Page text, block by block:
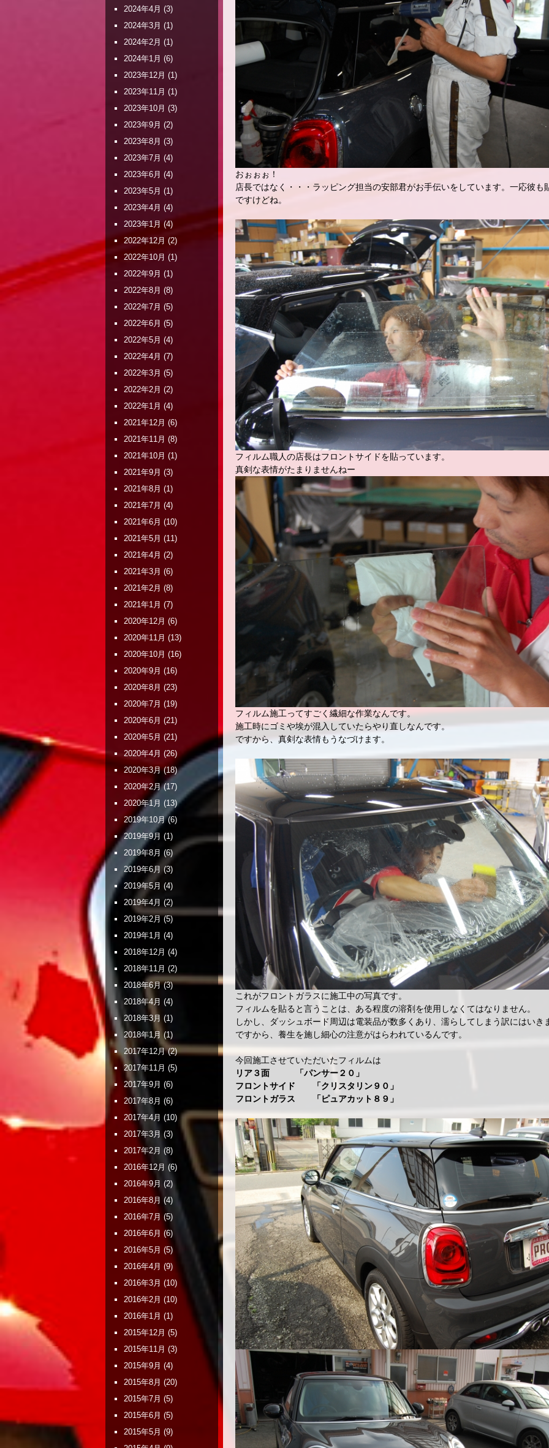
おぉぉぉ！
店長ではなく・・・ラッピング担当の安部君がお手伝いをしています。一応彼も
ですけどね。
フィルム職人の店長はフロントサイドを貼っています。
真剣な表情がたまりませんねー
フィルム施工ってすごく繊細な作業なんです。
施工時にゴミや埃が混入していたらやり直しなんです。
ですから、真剣な表情もうなづけます。
これがフロントガラスに施工中の写真です。
フィルムを貼ると言うことは、ある程度の溶剤を使用しなくてはなりません。
しかし、ダッシュボード周辺は電装品が数多くあり、濡らしてしまう訳にはいき
ですから、養生を施し細心の注意がはらわれているんです。
今回施工させていただいたフィルムは
リア３面 「パンサー２０」
フロントサイド 「クリスタリン９０」
フロントガラス 「ピュアカット８９」
2024年4月 (3)
2024年3月 (1)
2024年2月 (1)
2024年1月 (6)
2023年12月 (1)
2023年11月 (1)
2023年10月 (3)
2023年9月 (2)
2023年8月 (3)
2023年7月 (4)
2023年6月 (4)
2023年5月 (1)
2023年4月 (4)
2023年1月 (4)
2022年12月 (2)
2022年10月 (1)
2022年9月 (1)
2022年8月 (8)
2022年7月 (5)
2022年6月 (5)
2022年5月 (4)
2022年4月 (7)
2022年3月 (5)
2022年2月 (2)
2022年1月 (4)
2021年12月 (6)
2021年11月 (8)
2021年10月 (1)
2021年9月 (3)
2021年8月 (1)
2021年7月 (4)
2021年6月 (10)
2021年5月 (11)
2021年4月 (2)
2021年3月 (6)
2021年2月 (8)
2021年1月 (7)
2020年12月 (6)
2020年11月 (13)
2020年10月 (16)
2020年9月 (16)
2020年8月 (23)
2020年7月 (19)
2020年6月 (21)
2020年5月 (21)
2020年4月 (26)
2020年3月(18)
2020年2月(17)
2020年1月 (13)
2019年10月(6)
2019年9月 (1)
2019年8月 (6)
2019年6月 (3)
2019年5月 (4)
2019年4月 (2)
2019年2月 (5)
2019年1月 (4)
2018年12月 (4)
2018年11月 (2)
2018年6月(3)
2018年4月 (4)
2018年3月 (1)
2018年1月 (1)
2017年12月(2)
2017年11月 (5)
2017年9月 (6)
2017年8月 (6)
2017年4月 (10)
2017年3月 (3)
2017年2月 (8)
2016年12月 (6)
2016年9月 (2)
2016年8月 (4)
2016年7月 (5)
2016年6月 (6)
2016年5月 (5)
2016年4月 (9)
2016年3月 (10)
2016年2月 (10)
2016年1月 (1)
2015年12月 (5)
2015年11月 (3)
2015年9月 (4)
2015年8月 (20)
2015年7月 (5)
2015年6月 (5)
2015年5月 (9)